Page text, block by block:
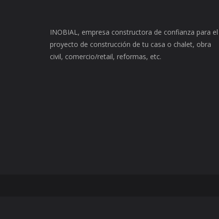
INOBIAL, empresa constructora de confianza para el
proyecto de construcción de tu casa o chalet, obra
civil, comercio/retail, reformas, etc.